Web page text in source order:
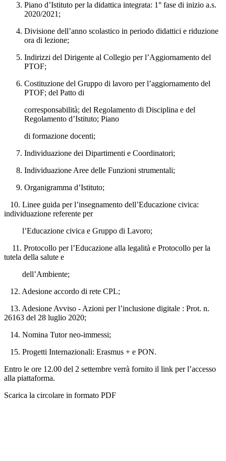
Piano d’Istituto per la didattica integrata: 1° fase di inizio a.s.
2020/2021;
Divisione dell’anno scolastico in periodo didattici e riduzione
ora di lezione;
Indirizzi del Dirigente al Collegio per l’Aggiornamento del
PTOF;
Costituzione del Gruppo di lavoro per l’aggiornamento del
PTOF; del Patto di
corresponsabilità; del Regolamento di Disciplina e del
Regolamento d’Istituto; Piano
di formazione docenti;
Individuazione dei Dipartimenti e Coordinatori;
Individuazione Aree delle Funzioni strumentali;
Organigramma d’Istituto;
10. Linee guida per l’insegnamento dell’Educazione civica:
individuazione referente per
l’Educazione civica e Gruppo di Lavoro;
11. Protocollo per l’Educazione alla legalità e Protocollo per la
tutela della salute e
dell’Ambiente;
12. Adesione accordo di rete CPL;
13. Adesione Avviso - Azioni per l’inclusione digitale : Prot. n.
26163 del 28 luglio 2020;
14. Nomina Tutor neo-immessi;
15. Progetti Internazionali: Erasmus + e PON.
Entro le ore 12.00 del 2 settembre verrà fornito il link per l’accesso
alla piattaforma.
Scarica la circolare in formato PDF